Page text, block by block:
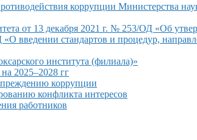
коррупции Министерства
от 13 декабря 2021 г. № 253/ОД «Об
введении стандартов и процедур,
института (филиала)»
2025–2028 гг
коррупции
конфликта интересов
работников